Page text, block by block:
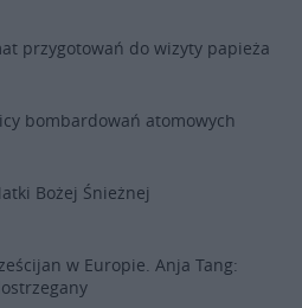
przygotowań do wizyty papieża
bombardowań atomowych
Bożej Śnieżnej
w Europie. Anja Tang: